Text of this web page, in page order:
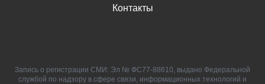
Контакты
Запись о регистрации СМИ: Эл № ФС77-88610, выдано Федеральной
службой по надзору в сфере связи, информационных технологий и